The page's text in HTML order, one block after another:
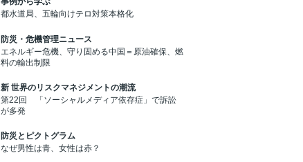
都水道局、五輪向けテロ対策本格化
防災・危機管理ニュース
エネルギー危機、守り固める中国＝原油確保、燃
料の輸出制限
新 世界のリスクマネジメントの潮流
第22回 「ソーシャルメディア依存症」で訴訟
が多発
防災とピクトグラム
なぜ男性は青、女性は赤？